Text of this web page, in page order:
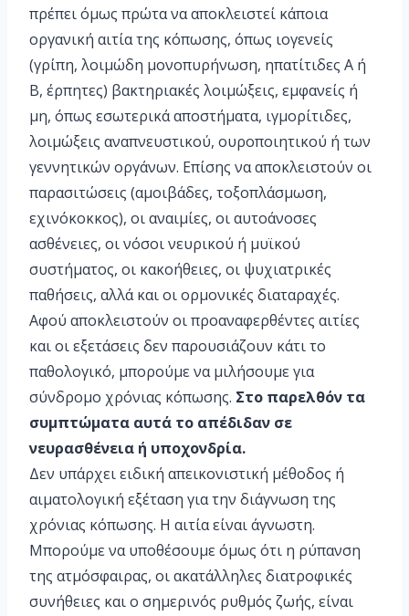
πρέπει όμως πρώτα να αποκλειστεί κάποια
οργανική αιτία της κόπωσης, όπως ιογενείς
(γρίπη, λοιμώδη μονοπυρήνωση, ηπατίτιδες Α ή
Β, έρπητες) βακτηριακές λοιμώξεις, εμφανείς ή
μη, όπως εσωτερικά αποστήματα, ιγμορίτιδες,
λοιμώξεις αναπνευστικού, ουροποιητικού ή των
γεννητικών οργάνων. Επίσης να αποκλειστούν οι
παρασιτώσεις (αμοιβάδες, τοξοπλάσμωση,
εχινόκοκκος), οι αναιμίες, οι αυτοάνοσες
ασθένειες, οι νόσοι νευρικού ή μυϊκού
συστήματος, οι κακοήθειες, οι ψυχιατρικές
παθήσεις, αλλά και οι ορμονικές διαταραχές.
Αφού αποκλειστούν οι προαναφερθέντες αιτίες
και οι εξετάσεις δεν παρουσιάζουν κάτι το
παθολογικό, μπορούμε να μιλήσουμε για
σύνδρομο χρόνιας κόπωσης. Στο παρελθόν τα
συμπτώματα αυτά το απέδιδαν σε
νευρασθένεια ή υποχονδρία.
Δεν υπάρχει ειδική απεικονιστική μέθοδος ή
αιματολογική εξέταση για την διάγνωση της
χρόνιας κόπωσης. Η αιτία είναι άγνωστη.
Μπορούμε να υποθέσουμε όμως ότι η ρύπανση
της ατμόσφαιρας, οι ακατάλληλες διατροφικές
συνήθειες και ο σημερινός ρυθμός ζωής, είναι